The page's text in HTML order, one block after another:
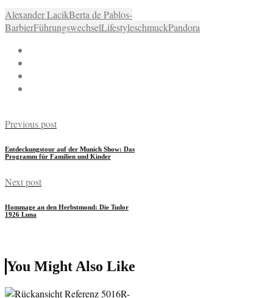
Alexander LacikBerta de Pablos-
BarbierFührungswechselLifestyleschmuckPandora
Previous post
Entdeckungstour auf der Munich Show: Das
Programm für Familien und Kinder
Next post
Hommage an den Herbstmond: Die Tudor
1926 Luna
You Might Also Like